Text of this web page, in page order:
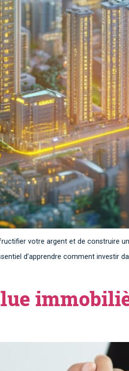
votre argent et de construire
d’apprendre comment investir